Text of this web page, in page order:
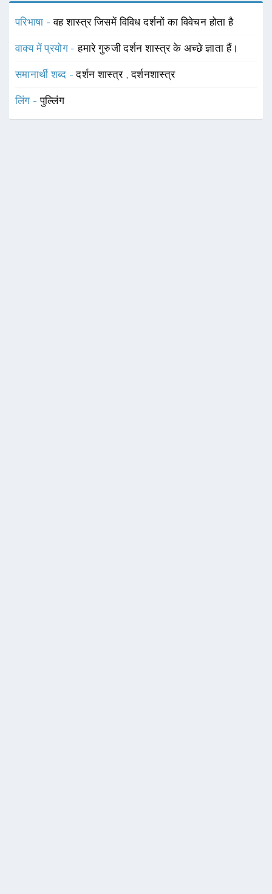
परिभाषा -वह शास्त्र जिसमें विविध दर्शनों का विवेचन होता है
वाक्य में प्रयोग -हमारे गुरुजी दर्शन शास्त्र के अच्छे ज्ञाता हैं।
समानार्थी शब्द -दर्शन शास्त्र ,दर्शनशास्त्र
लिंग -पुल्लिंग